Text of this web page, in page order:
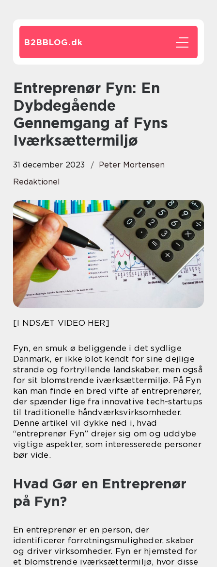
B2BBLOG.dk
Entreprenør Fyn: En
Dybdegående
Gennemgang af Fyns
Iværksættermiljø
31 december 2023
Peter Mortensen
Redaktionel
[I NDSÆT VIDEO HER]
Fyn, en smuk ø beliggende i det sydlige
Danmark, er ikke blot kendt for sine dejlige
strande og fortryllende landskaber, men også
for sit blomstrende iværksættermiljø. På Fyn
kan man finde en bred vifte af entreprenører,
der spænder lige fra innovative tech-startups
til traditionelle håndværksvirksomheder.
Denne artikel vil dykke ned i, hvad
“entreprenør Fyn” drejer sig om og uddybe
vigtige aspekter, som interesserede personer
bør vide.
Hvad Gør en Entreprenør
på Fyn?
En entreprenør er en person, der
identificerer forretningsmuligheder, skaber
og driver virksomheder. Fyn er hjemsted for
et blomstrende iværksættermiljø, hvor disse